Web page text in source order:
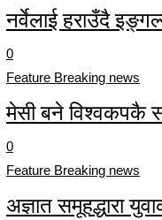
नर्वेलाई हराउँदै
0
Feature Breaking news
मेसी बने विश्वकपकै
0
Feature Breaking news
अज्ञात समूहद्धारा